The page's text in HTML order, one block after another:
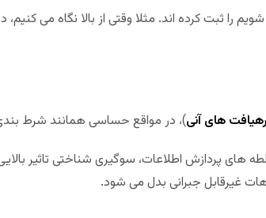
ثبت کرده اند. مثلا وقتی از بالا نگاه می کنیم، در
رهیافت های آنی)، در مواقع حساسی همانند شرط
های پردازش اطلاعات، سوگیری شناختی تاثیر
غیرقابل جبرانی بدل می شود.